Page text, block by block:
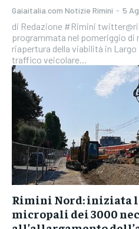
Gaiaitalia.com Notizie Rimini - 5
di Redazione #Rimini
programmata nel pomeriggio di
riapertura della viabilità in Largo
traffico veicolare...
Rimini Nord: iniziata
micropali dei 3000